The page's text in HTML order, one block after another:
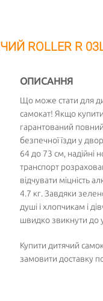
ROLLER R
ОПИСАННЯ
Що може стати для
самокат! Якщо
гарантований
безпечної їзди у
64 до 73 см, надійні
транспорт
відчувати міцність
4.7 кг. Завдяки
душі і хлопчикам і
швидко звикнути до
Купити дитячий
замовити доставку по